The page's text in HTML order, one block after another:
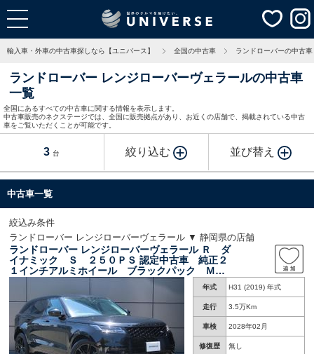
輸入車・外車の中古車探しなら【ユニバース】 全国の中古車 ランドローバーの中古車
ランドローバー レンジローバーヴェラールの中古車
一覧
全国にあるすべての中古車に関する情報を表示します。
中古車販売のネクステージでは、全国に販売拠点があり、お近くの店舗で、掲載されている中古
車をご覧いただくことが可能です。
3 台 絞り込む 並び替え
中古車一覧
絞込み条件
ランドローバー レンジローバーヴェラール ▼ 静岡県の店舗
ランドローバー レンジローバーヴェラール Ｒ ダ
イナミック Ｓ ２５０ＰＳ 認定中古車 純正２
１インチアルミホイール ブラックパック ＭＥ
ＲＩＤＩＡＮ 前席シートヒーター メモリ付き
パワーシート アップルカープレイ＆アンドロイ
ドオート ブラインドスポットモニター パドル
シフト
年式 H31 (2019) 年式
走行 3.5万Km
車検 2028年02月
修復歴 無し